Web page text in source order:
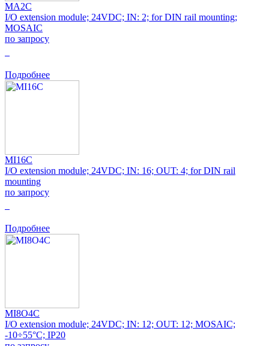
MA2C
I/O extension module; 24VDC; IN: 2; for DIN rail mounting;
MOSAIC
по запросу
Подробнее
MI16C
I/O extension module; 24VDC; IN: 16; OUT: 4; for DIN rail
mounting
по запросу
Подробнее
MI8O4C
I/O extension module; 24VDC; IN: 12; OUT: 12; MOSAIC;
-10÷55°C; IP20